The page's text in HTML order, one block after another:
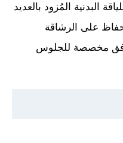
البدنية المُزود بالعديد
على الرشاقة
مخصصة للجلوس